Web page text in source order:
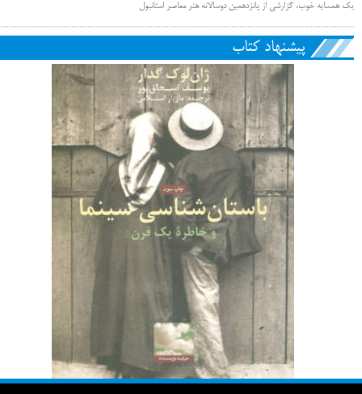
یک همسایه خوب، گزارشی از پانزدهمین دوسالانه هنر معاصر استانبول
پیشنهاد کتاب